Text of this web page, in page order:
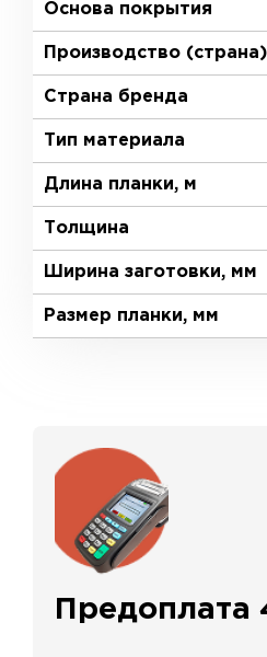
Основа покрытия
Производство (страна)
Страна бренда
Тип материала
Длина планки, м
Толщина
Ширина заготовки, мм
Размер планки, мм
Предоплата